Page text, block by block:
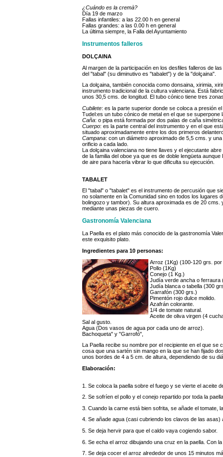
¿Cuándo es la cremà?
Día 19 de marzo
Fallas infantiles: a las 22.00 h en general
Fallas grandes: a las 0.00 h en general
La última siempre, la Falla del Ayuntamiento
Instrumentos falleros
DOLÇAINA
Al margen de la participación en los desfiles falleros de
del "tabal" (su diminutivo es "tabalet") y de la "dolçaina".
La dolçaina, también conocida como donsaina, xirimia,
instrumento tradicional de la cultura valenciana. Está
unos 30,5 cms. de longitud. El tubo cónico tiene tres
Cubilete: es la parte superior donde se coloca a presión
Tudel:es un tubo cónico de metal en el que se superpone
Caña: o pipa está formada por dos palas de caña
Cuerpo: es la parte central del instrumento y en el que
situado aproximadamente entre los dos primeros
Campana: con un diámetro aproximado de 5,5 cms. y
orificio a cada lado.
La dolçaina valenciana no tiene llaves y el ejecutante
de la familia del oboe ya que es de doble lengüeta
de aire para hacerla vibrar lo que dificulta su ejecución.
TABALET
El "tabal" o "tabalet" es el instrumento de percusión que
no solamente en la Comunidad sino en todos los lugares
bolingozo y tambor). Su altura aproximada es de 20
mediante unas piezas de cuero.
Gastronomía Valenciana
La Paella es el plato más conocido de la gastronomía
este exquisito plato.
Ingredientes para 10 personas:
Arroz (1Kg) (100-120 grs.
Pollo (1Kg)
Conejo (1 Kg.)
Judía verde ancha o ferraura
Judía blanca o tabella (300
Garrafón (300 grs.)
Pimentón rojo dulce molido.
Azafrán colorante.
1/4 de tomate natural.
Aceite de oliva virgen (4
Sal al gusto.
Agua (Dos vasos de agua por cada uno de arroz).
Bachoqueta" y "Garrofó",
La Paella recibe su nombre por el recipiente en el que se
cosa que una sartén sin mango en la que se han fijado
unos bordes de 4 a 5 cm. de altura, dependiendo de su
Elaboración:
1. Se coloca la paella sobre el fuego y se vierte el aceite
2. Se sofríen el pollo y el conejo repartido por toda la
3. Cuando la carne está bien sofrita, se añade el tomate,
4. Se añade agua (casi cubriendo los clavos de las
5. Se deja hervir para que el caldo vaya cogiendo sabor.
6. Se echa el arroz dibujando una cruz en la paella. Con
7. Se deja cocer el arroz alrededor de unos 15 minutos